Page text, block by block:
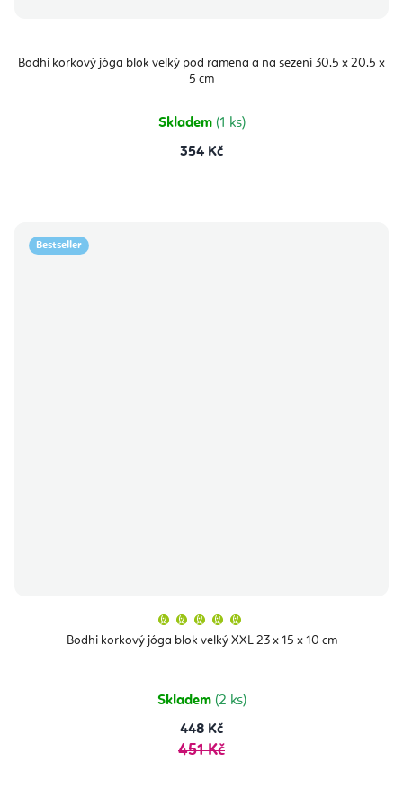
Bodhi korkový jóga blok velký pod ramena a na sezení 30,5 x 20,5 x
5 cm
Skladem (1 ks)
354 Kč
Bestseller
Bodhi korkový jóga blok velký XXL 23 x 15 x 10 cm
produktu
je
hvězdiček.
Skladem (2 ks)
448 Kč
451 Kč